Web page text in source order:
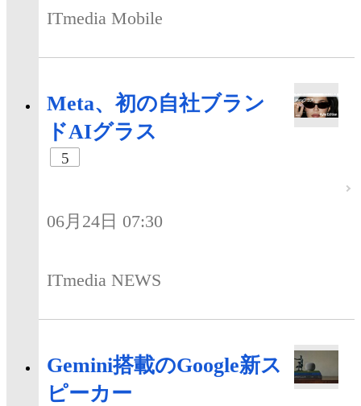
ITmedia Mobile
Meta、初の自社ブラン
ドAIグラス
5
06月24日 07:30
ITmedia NEWS
Gemini搭載のGoogle新ス
ピーカー